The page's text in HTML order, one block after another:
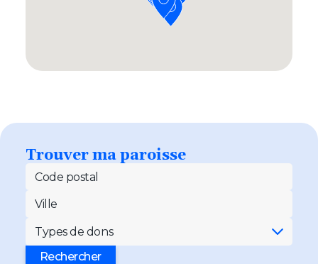
S’impliquer
Trouver ma paroisse
Code postal
Ville
Types de dons
Rechercher